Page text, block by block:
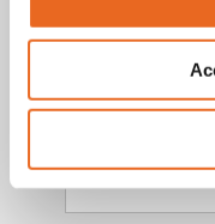
Vuoi